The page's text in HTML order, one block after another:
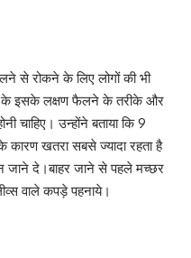
से रोकने के लिए लोगों की भी
के इसके लक्षण फैलने के तरीके और
चाहिए। उन्होंने बताया कि 9
खतरा सबसे ज्यादा रहता है
जाने दे।बाहर जाने से पहले मच्छर
वाले कपड़े पहनाये।